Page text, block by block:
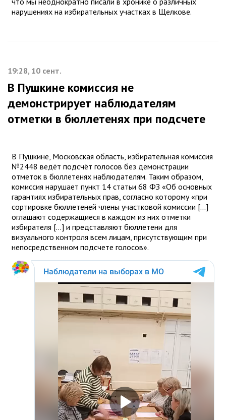
нарушениях на избирательных участках в Щелкове.
19:28, 10 сент.
В Пушкине комиссия не
демонстрирует наблюдателям
отметки в бюллетенях при подсчете
В Пушкине, Московская область, избирательная комиссия
№2448 ведёт подсчёт голосов без демонстрации
отметок в бюллетенях наблюдателям. Таким образом,
комиссия нарушает пункт 14 статьи 68 ФЗ «Об основных
гарантиях избирательных прав, согласно которому «при
сортировке бюллетеней члены участковой комиссии […]
оглашают содержащиеся в каждом из них отметки
избирателя […] и представляют бюллетени для
визуального контроля всем лицам, присутствующим при
непосредственном подсчете голосов».